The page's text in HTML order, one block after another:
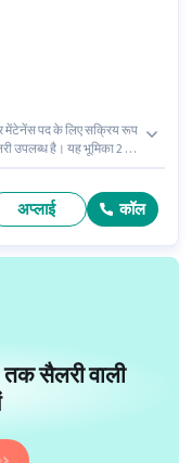
मेंटेनेंस पद के लिए सक्रिय रूप
उपलब्ध है। यह भूमिका 2 - 3
के साथ और 6 days
अप्लाई कॉल
सैलरी वाली